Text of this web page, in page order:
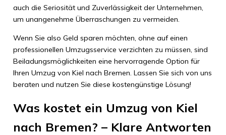
auch die Seriosität und Zuverlässigkeit der Unternehmen,
um unangenehme Überraschungen zu vermeiden.
Wenn Sie also Geld sparen möchten, ohne auf einen
professionellen Umzugsservice verzichten zu müssen, sind
Beiladungsmöglichkeiten eine hervorragende Option für
Ihren Umzug von Kiel nach Bremen. Lassen Sie sich von uns
beraten und nutzen Sie diese kostengünstige Lösung!
Was kostet ein Umzug von Kiel
nach Bremen? – Klare Antworten